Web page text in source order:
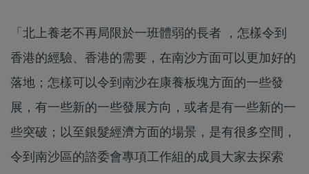
「北上養老不再局限於一班體弱的長者 ，怎樣令到
香港的經驗、香港的需要，在南沙方面可以更加好的
落地；怎樣可以令到南沙在康養板塊方面的一些發
展，有一些新的一些發展方向，或者是有一些新的一
些突破；以至銀髮經濟方面的場景，是有很多空間，
令到南沙區的諮委會專項工作組的成員大家去探索